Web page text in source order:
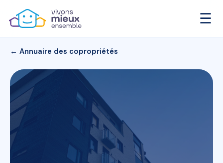
☰
← Annuaire des copropriétés